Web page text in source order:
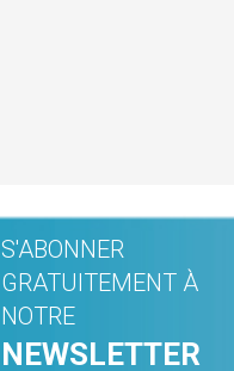
S'ABONNER
GRATUITEMENT À
NOTRE
NEWSLETTER